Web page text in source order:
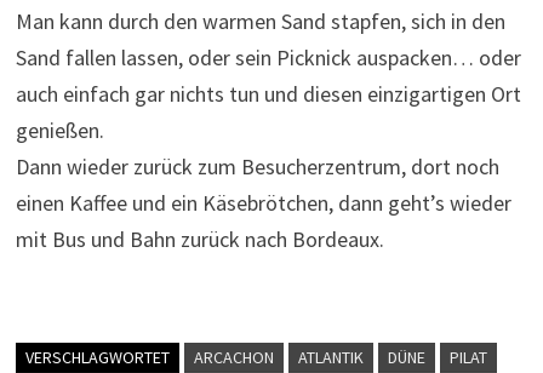
Man kann durch den warmen Sand stapfen, sich in den
Sand fallen lassen, oder sein Picknick auspacken… oder
auch einfach gar nichts tun und diesen einzigartigen Ort
genießen.
Dann wieder zurück zum Besucherzentrum, dort noch
einen Kaffee und ein Käsebrötchen, dann geht’s wieder
mit Bus und Bahn zurück nach Bordeaux.
VERSCHLAGWORTET ARCACHON ATLANTIK DÜNE PILAT